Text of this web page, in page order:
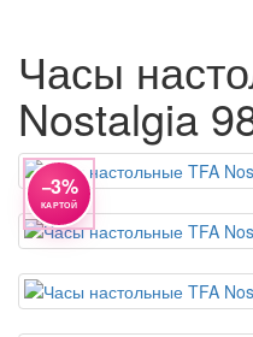
Часы
Nostalgia
−3%
КАРТОЙ